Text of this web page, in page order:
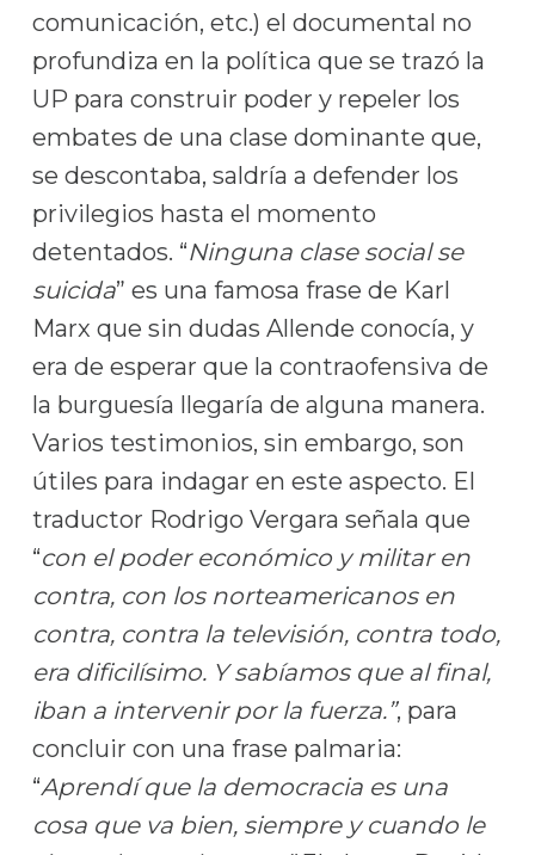
comunicación, etc.) el documental no
profundiza en la política que se trazó la
UP para construir poder y repeler los
embates de una clase dominante que,
se descontaba, saldría a defender los
privilegios hasta el momento
detentados. “Ninguna clase social se
suicida” es una famosa frase de Karl
Marx que sin dudas Allende conocía, y
era de esperar que la contraofensiva de
la burguesía llegaría de alguna manera.
Varios testimonios, sin embargo, son
útiles para indagar en este aspecto. El
traductor Rodrigo Vergara señala que
“con el poder económico y militar en
contra, con los norteamericanos en
contra, contra la televisión, contra todo,
era dificilísimo. Y sabíamos que al final,
iban a intervenir por la fuerza.”, para
concluir con una frase palmaria:
“Aprendí que la democracia es una
cosa que va bien, siempre y cuando le